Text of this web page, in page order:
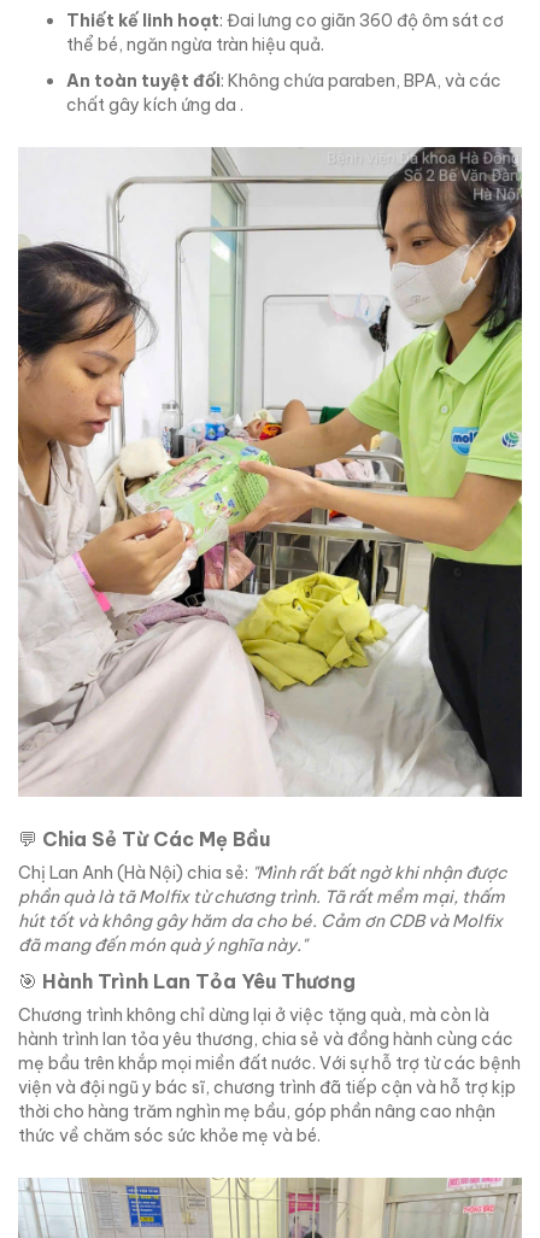
Thiết kế linh hoạt: Đai lưng co giãn 360 độ ôm sát cơ
thể bé, ngăn ngừa tràn hiệu quả.
An toàn tuyệt đối: Không chứa paraben, BPA, và các
chất gây kích ứng da .
💬 Chia Sẻ Từ Các Mẹ Bầu
Chị Lan Anh (Hà Nội) chia sẻ: "Mình rất bất ngờ khi nhận được
phần quà là tã Molfix từ chương trình. Tã rất mềm mại, thấm
hút tốt và không gây hăm da cho bé. Cảm ơn CDB và Molfix
đã mang đến món quà ý nghĩa này."
🎯 Hành Trình Lan Tỏa Yêu Thương
Chương trình không chỉ dừng lại ở việc tặng quà, mà còn là
hành trình lan tỏa yêu thương, chia sẻ và đồng hành cùng các
mẹ bầu trên khắp mọi miền đất nước. Với sự hỗ trợ từ các bệnh
viện và đội ngũ y bác sĩ, chương trình đã tiếp cận và hỗ trợ kịp
thời cho hàng trăm nghìn mẹ bầu, góp phần nâng cao nhận
thức về chăm sóc sức khỏe mẹ và bé.